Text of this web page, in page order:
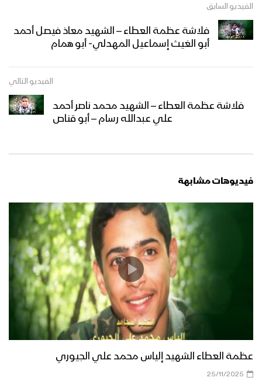
الفيديو السابق
فلاشة عظمة العطاء – الشهيد معاذ فيصل أحمد
أبو الغيث إسماعيل المهدلي- أبو همام
الفيديو التالي
فلاشة عظمة العطاء – الشهيد محمد ناصر أحمد
علي عبدالله رسام – أبو قناص
فيديوهات مشابهة
عظمة العطاء الشهيد إلياس محمد علي الجيوري
25/11/2025